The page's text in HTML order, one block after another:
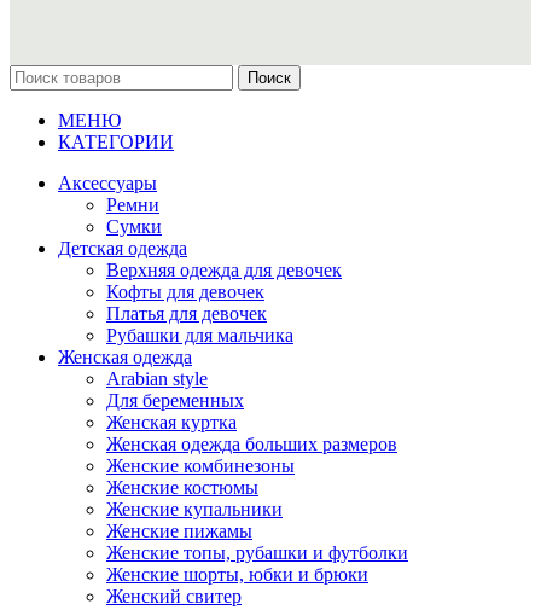
Поиск
МЕНЮ
КАТЕГОРИИ
Аксессуары
Ремни
Сумки
Детская одежда
Верхняя одежда для девочек
Кофты для девочек
Платья для девочек
Рубашки для мальчика
Женская одежда
Arabian style
Для беременных
Женская куртка
Женская одежда больших размеров
Женские комбинезоны
Женские костюмы
Женские купальники
Женские пижамы
Женские топы, рубашки и футболки
Женские шорты, юбки и брюки
Женский свитер